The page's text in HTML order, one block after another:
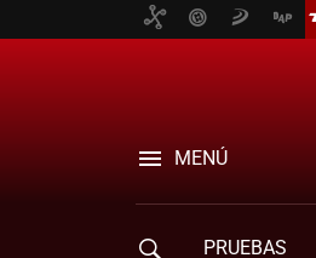
MENÚ
PRUEBAS